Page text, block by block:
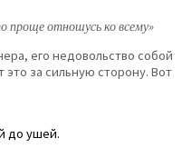
проще отношусь ко всему»
его недовольство собой
за сильную сторону. Вот
до ушей.